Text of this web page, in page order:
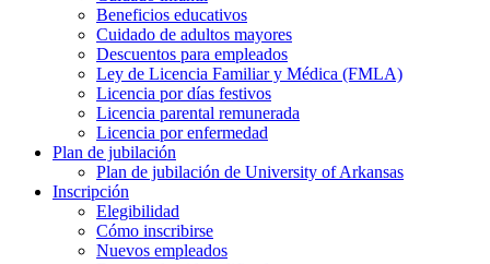
Beneficios educativos
Cuidado de adultos mayores
Descuentos para empleados
Ley de Licencia Familiar y Médica (FMLA)
Licencia por días festivos
Licencia parental remunerada
Licencia por enfermedad
Plan de jubilación
Plan de jubilación de University of Arkansas
Inscripción
Elegibilidad
Cómo inscribirse
Nuevos empleados